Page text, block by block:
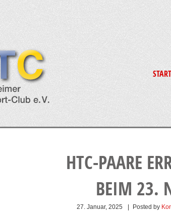
HTC-PAARE
BEIM 23.
27. Januar, 2025 Posted by